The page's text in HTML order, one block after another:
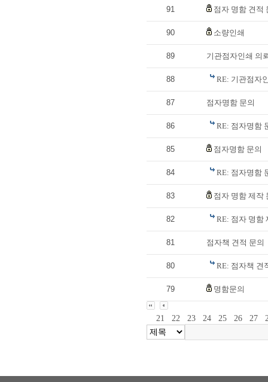
91 점자 명함 견적
90 소량인쇄
89 기관점자인쇄 의
88 RE: 기관점자
87 점자명함 문의
86 RE: 점자명함
85 점자명함 문의
84 RE: 점자명함
83 점자 명함 제작
82 RE: 점자 명함
81 점자책 견적 문의
80 RE: 점자책 견
79 명함문의
21 22 23 24 25 26 27